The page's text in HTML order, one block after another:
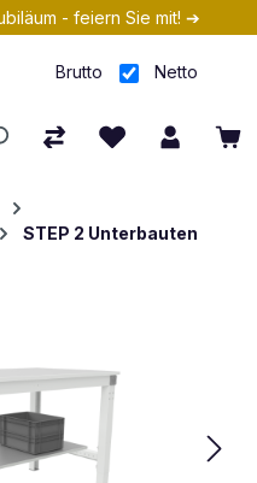
- feiern Sie mit! ➔
Brutto Netto
STEP 2 Unterbauten